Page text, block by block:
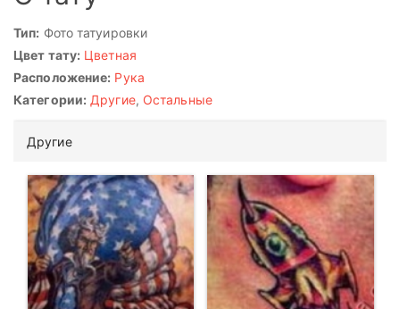
Тип: Фото татуировки
Цвет тату: Цветная
Расположение: Рука
Категории: Другие, Остальные
Другие